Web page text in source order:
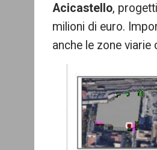
Acicastello,
milioni di euro.
anche le zone